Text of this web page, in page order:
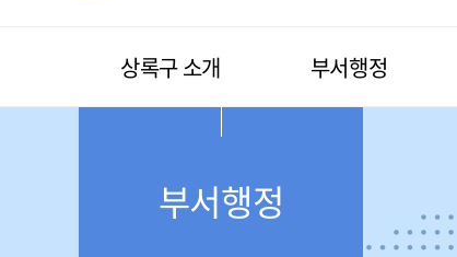
상록구 소개 부서행정
부서행정